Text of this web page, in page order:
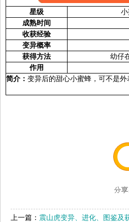
星级
成熟时间
收获经验
变异概率
获得方法
幼仔
作用
简介： 变异后的甜心小蜜蜂，可不是
上一篇： 震山虎变异、进化、图鉴及